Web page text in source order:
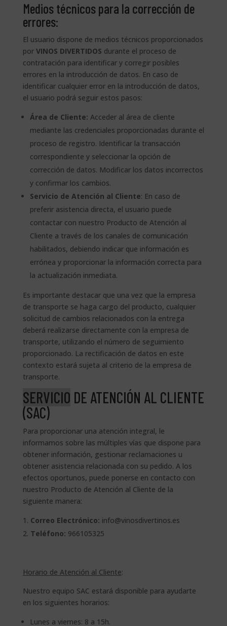
Medios técnicos para la corrección de
errores:
El usuario dispone de medios técnicos proporcionados
por VINOS DIVERTIDOS durante el proceso de
contratación para identificar y corregir posibles
errores en la introducción de datos. En caso de
identificar cualquier error en la introducción de datos,
el usuario podrá seguir estos pasos:
Área de Cliente: Acceder al área de cliente
mediante las credenciales proporcionadas durante el
proceso de registro. Identificar la transacción
correspondiente y seleccionar la opción de
corrección de datos. Modificar los datos incorrectos
y confirmar los cambios.
Servicio de Atención al Cliente: En caso de
preferir asistencia directa, el usuario puede
contactar con nuestro Producto de Atención al
Cliente a través de los canales de comunicación
habilitados, debiendo indicar que información es
errónea y proporcionar la información correcta para
la actualización inmediata.
Es importante destacar que una vez que la empresa
de transporte se haga cargo del producto, cualquier
solicitud de cambios relacionados con la entrega
deberá realizarse directamente con la empresa de
transporte, utilizando el número de seguimiento
proporcionado. La rectificación de datos en este
contexto estará sujeta al criterio de la empresa de
transporte.
SERVICIO DE ATENCIÓN AL CLIENTE
(SAC)
Para proporcionar una atención integral, le
informamos sobre las múltiples vías que dispone para
obtener información, gestionar reclamaciones u
obtener asistencia relacionada con su pedido. A los
efectos oportunos, puede ponerse en contacto con
nuestro Producto de Atención al Cliente de la
siguiente manera:
Correo Electrónico: info@vinosdivertinos.es
Teléfono: 966105325
Horario de Atención al Cliente:
Nuestro equipo SAC estará disponible para ayudarte
en los siguientes horarios:
Lunes a viernes: 8 a 15h.